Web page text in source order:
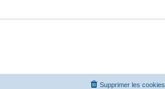
Supprimer les cookies